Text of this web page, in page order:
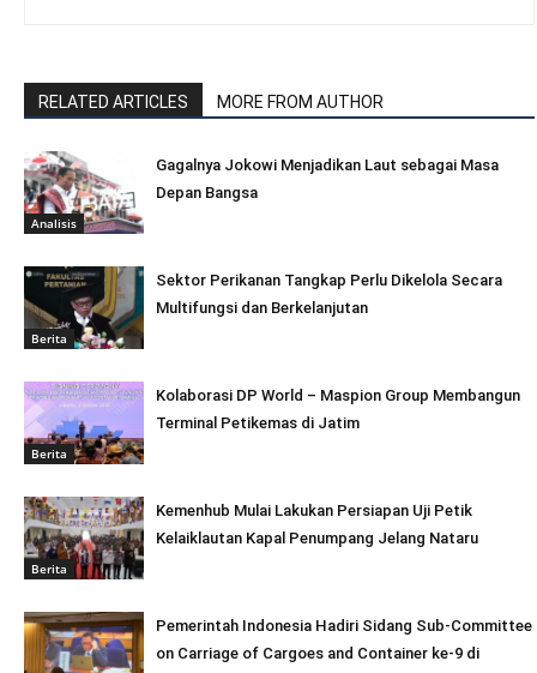
RELATED ARTICLES MORE FROM AUTHOR
Analisis
Gagalnya Jokowi Menjadikan Laut sebagai Masa
Depan Bangsa
Berita
Sektor Perikanan Tangkap Perlu Dikelola Secara
Multifungsi dan Berkelanjutan
Berita
Kolaborasi DP World – Maspion Group Membangun
Terminal Petikemas di Jatim
Berita
Kemenhub Mulai Lakukan Persiapan Uji Petik
Kelaiklautan Kapal Penumpang Jelang Nataru
Pemerintah Indonesia Hadiri Sidang Sub-Committee
on Carriage of Cargoes and Container ke-9 di